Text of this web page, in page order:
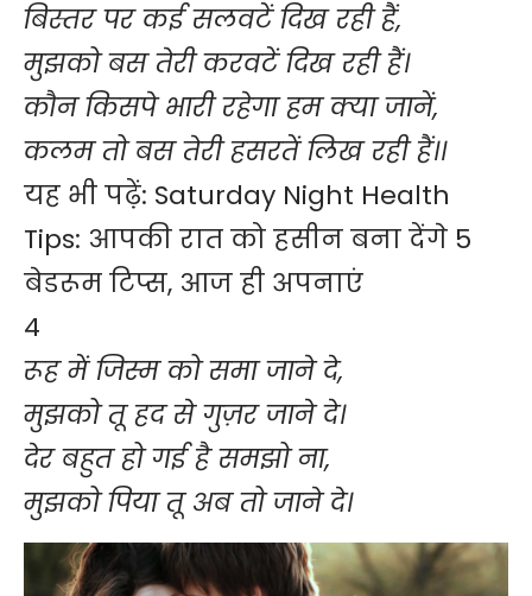
बिस्तर पर कई सलवटें दिख रही हैं,
मुझको बस तेरी करवटें दिख रही हैं।
कौन किसपे भारी रहेगा हम क्या जानें,
कलम तो बस तेरी हसरतें लिख रही हैं।।
यह भी पढ़ें: Saturday Night Health
Tips: आपकी रात को हसीन बना देंगे 5
बेडरूम टिप्स, आज ही अपनाएं
4
रूह में जिस्म को समा जाने दे,
मुझको तू हद से गुज़र जाने दे।
देर बहुत हो गई है समझो ना,
मुझको पिया तू अब तो जाने दे।